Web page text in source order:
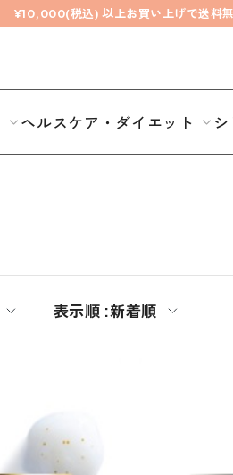
¥10,000(税込) 以上お買い上げで送料
ヘルスケア・ダイエット
表示順 :新着順